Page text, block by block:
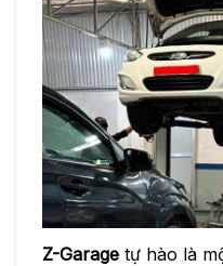
Z-Garage tự hào là